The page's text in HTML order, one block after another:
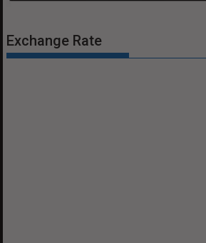
Exchange Rate